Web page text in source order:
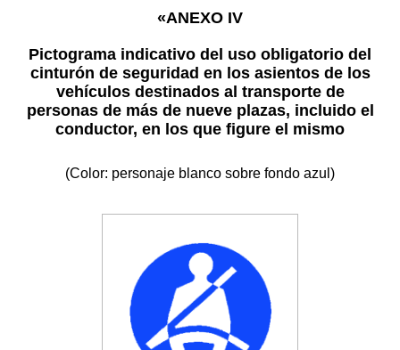
«ANEXO IV
Pictograma indicativo del uso obligatorio del
cinturón de seguridad en los asientos de los
vehículos destinados al transporte de
personas de más de nueve plazas, incluido el
conductor, en los que figure el mismo
(Color: personaje blanco sobre fondo azul)